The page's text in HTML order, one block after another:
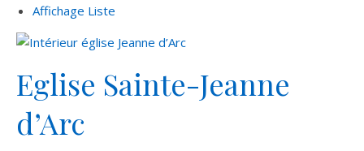
Affichage Liste
Eglise Sainte-Jeanne
d’Arc